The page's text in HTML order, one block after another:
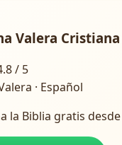
Valera Cristiana
/ 5
· Español
la Biblia gratis